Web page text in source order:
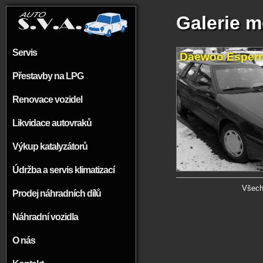
Přejít k hlavnímu obsahu
Servis
Přestavby na LPG
Renovace vozidel
Likvidace autovraků
Výkup katalyzátorů
Údržba a servis klimatizací
Prodej náhradních dílů
Náhradní vozidla
O nás
Galerie
Daewoo